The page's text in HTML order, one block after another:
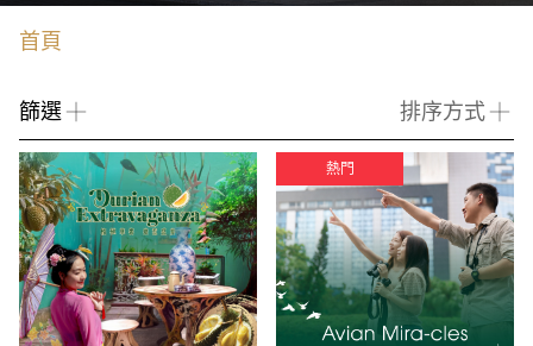
首頁
篩選 排序方式
熱門